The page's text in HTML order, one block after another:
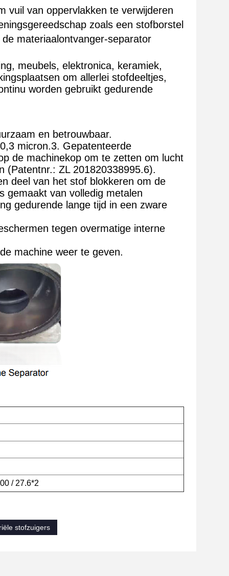
vuil van oppervlakken te verwijderen
zoals een stofborstel
materiaalontvanger-separator
meubels, elektronica, keramiek,
om allerlei stofdeeltjes,
worden gebruikt gedurende
en betrouwbaar.
micron.3. Gepatenteerde
de machinekop om te zetten om lucht
(Patentnr.: ZL 201820338995.6).
deel van het stof blokkeren om de
gemaakt van volledig metalen
gedurende lange tijd in een zware
tegen overmatige interne
machine weer te geven.
/ 27.6*2
stofzuigers